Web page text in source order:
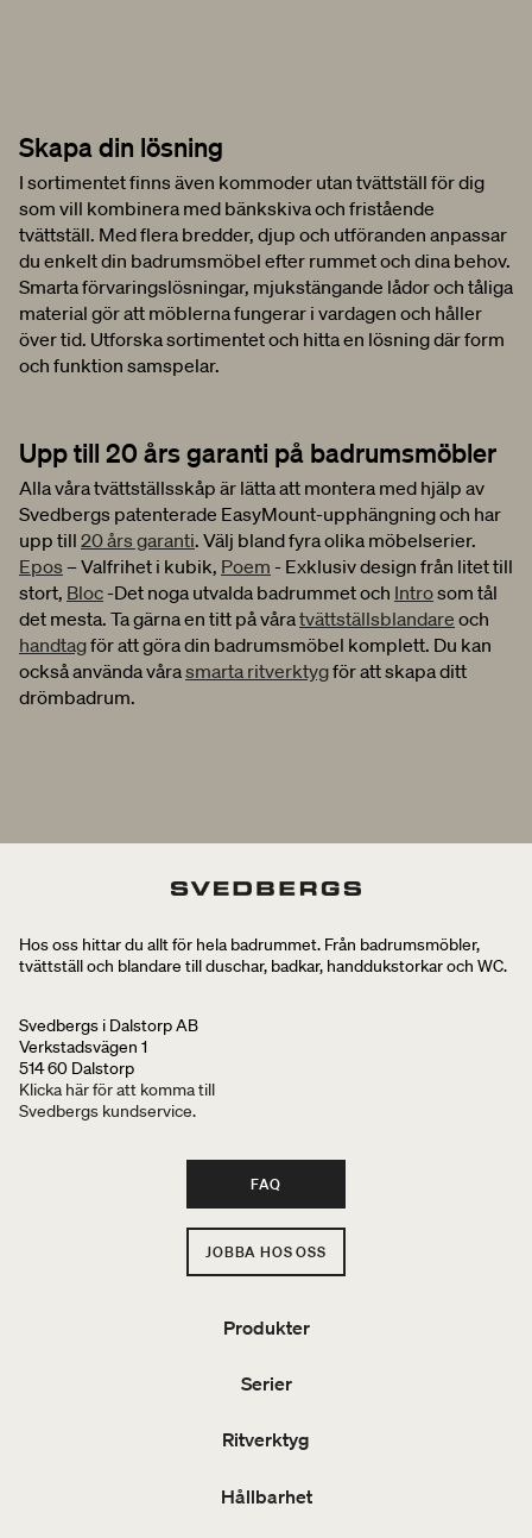
Skapa din lösning
I sortimentet finns även kommoder utan tvättställ för dig
som vill kombinera med bänkskiva och fristående
tvättställ. Med flera bredder, djup och utföranden anpassar
du enkelt din badrumsmöbel efter rummet och dina behov.
Smarta förvaringslösningar, mjukstängande lådor och tåliga
material gör att möblerna fungerar i vardagen och håller
över tid. Utforska sortimentet och hitta en lösning där form
och funktion samspelar.
Upp till 20 års garanti på badrumsmöbler
Alla våra tvättställsskåp är lätta att montera med hjälp av
Svedbergs patenterade EasyMount-upphängning och har
upp till 20 års garanti. Välj bland fyra olika möbelserier.
Epos – Valfrihet i kubik, Poem - Exklusiv design från litet till
stort, Bloc-Det noga utvalda badrummet och Introsom tål
det mesta. Ta gärna en titt på våratvättställsblandare och
handtagför att göra din badrumsmöbel komplett. Du kan
också använda vårasmarta ritverktygför att skapa ditt
drömbadrum.
Hos oss hittar du allt för hela badrummet. Från badrumsmöbler,
tvättställ och blandare till duschar, badkar, handdukstorkar och WC.
Svedbergs i Dalstorp AB
Verkstadsvägen 1
514 60 Dalstorp
Klicka här för att komma till
Svedbergs kundservice.
FAQ
JOBBA HOS OSS
Produkter
Serier
Ritverktyg
Hållbarhet